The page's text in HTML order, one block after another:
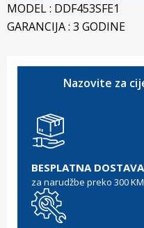
MODEL : DDF453SFE1
GARANCIJA : 3 GODINE
Nazovite za
BESPLATNA DOSTAVA
za narudžbe preko 300 KM